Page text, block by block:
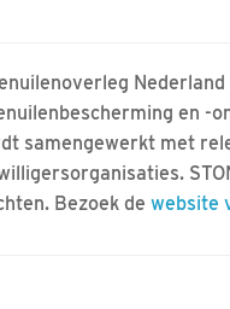
en -
samengewerkt met
Bezoek dewebsite